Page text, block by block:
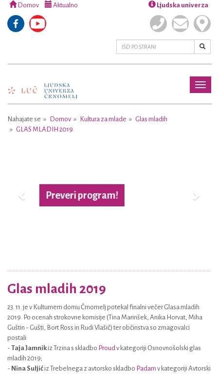
Domov Aktualno Ljudska univerza
Nahajate se Domov Kultura za mlade
Glas mladih
GLAS MLADIH 2019
Glas mladih 2019
23. 11. je v Kulturnem domu Črnomelj potekal finalni večer Glasa mladih
2019. Po ocenah strokovne komisije (Tina Marinšek, Anika Horvat, Miha
Guštin - Gušti, Bort Ross in Rudi Vlašič) ter občinstva so zmagovalci
postali:
- Taja Jamnikiz Trzina s skladbo Proudv kategoriji Osnovnošolski glas
mladih 2019;
- Nina Suljićiz Trebelnega z avtorsko skladbo Padam v kategoriji Avtorski